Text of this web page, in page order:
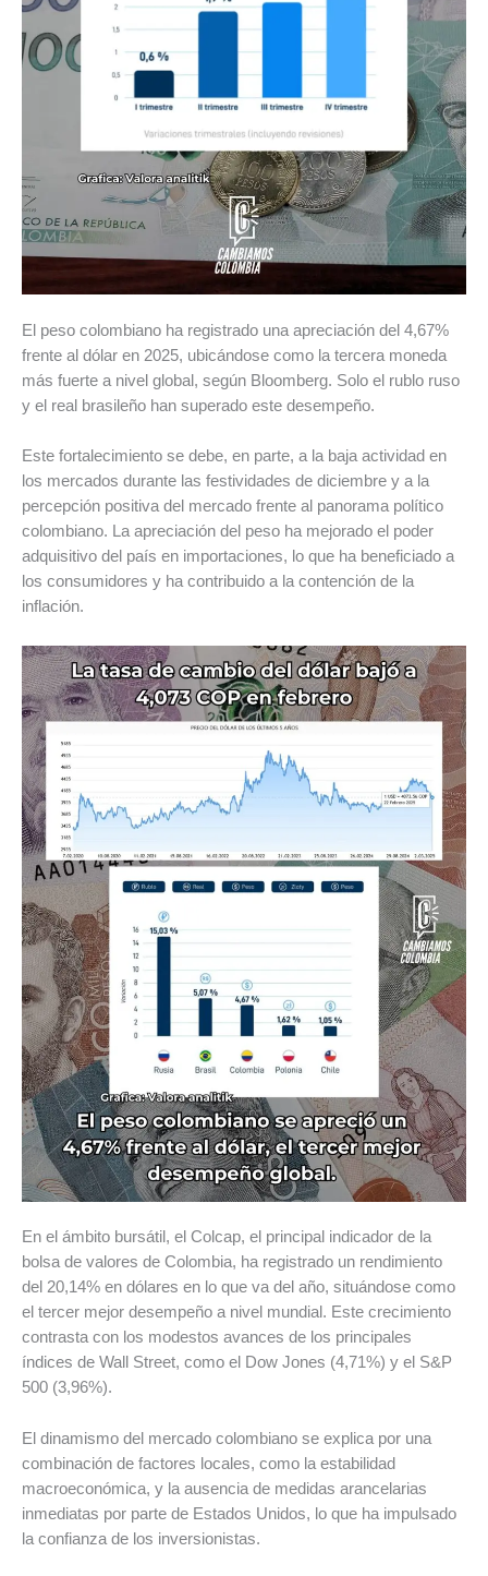
El peso colombiano ha registrado una apreciación del 4,67%
frente al dólar en 2025, ubicándose como la tercera moneda
más fuerte a nivel global, según Bloomberg. Solo el rublo ruso
y el real brasileño han superado este desempeño.
Este fortalecimiento se debe, en parte, a la baja actividad en
los mercados durante las festividades de diciembre y a la
percepción positiva del mercado frente al panorama político
colombiano. La apreciación del peso ha mejorado el poder
adquisitivo del país en importaciones, lo que ha beneficiado a
los consumidores y ha contribuido a la contención de la
inflación.
En el ámbito bursátil, el Colcap, el principal indicador de la
bolsa de valores de Colombia, ha registrado un rendimiento
del 20,14% en dólares en lo que va del año, situándose como
el tercer mejor desempeño a nivel mundial. Este crecimiento
contrasta con los modestos avances de los principales
índices de Wall Street, como el Dow Jones (4,71%) y el S&P
500 (3,96%).
El dinamismo del mercado colombiano se explica por una
combinación de factores locales, como la estabilidad
macroeconómica, y la ausencia de medidas arancelarias
inmediatas por parte de Estados Unidos, lo que ha impulsado
la confianza de los inversionistas.